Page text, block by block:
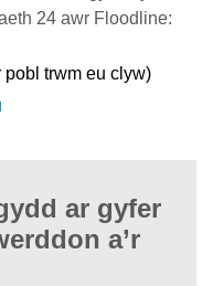
24 awr Floodline:
pobl trwm eu clyw)
ar gyfer
a’r